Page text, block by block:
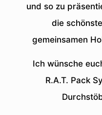
und so zu
die
gemeinsamen
Ich wünsche
R.A.T. Pack